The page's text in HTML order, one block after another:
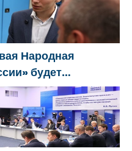
Народная
будет
и ОПК